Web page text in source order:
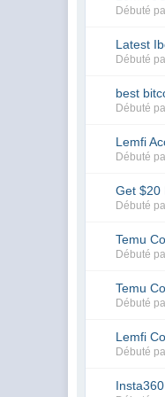
Débuté
Latest
Débuté
best
Débuté
Lemfi
Débuté
Get $20
Débuté
Temu
Débuté
Temu
Débuté
Lemfi
Débuté